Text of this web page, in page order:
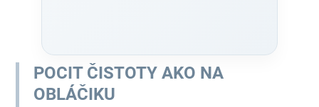
POCIT ČISTOTY AKO NA
OBLÁČIKU